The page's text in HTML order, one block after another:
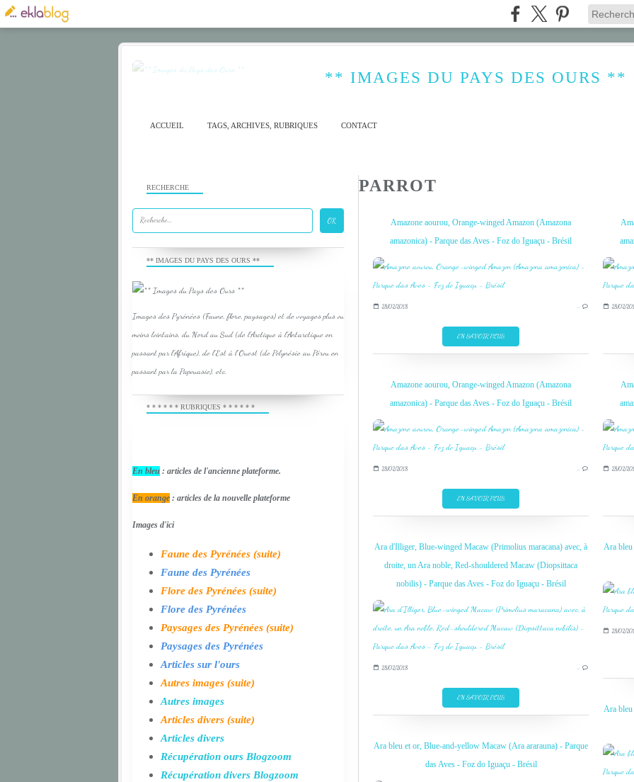
** IMAGES DU PAYS DES OURS **
ACCUEIL TAGS, ARCHIVES, RUBRIQUES CONTACT
PARROT
Amazone aourou, Orange-winged Amazon (Amazona
amazonica) - Parque das Aves - Foz do Iguaçu - Brésil
28/02/2018 …
EN SAVOIR PLUS
28/02/
Amazone aourou, Orange-winged Amazon (Amazona
amazonica) - Parque das Aves - Foz do Iguaçu - Brésil
28/02/2018 …
EN SAVOIR PLUS
28/02/
Ara d'Illiger, Blue-winged Macaw (Primolius maracana) avec, à
droite, un Ara noble, Red-shouldered Macaw (Diopsittaca
nobilis) - Parque das Aves - Foz do Iguaçu - Brésil
28/02/2018 …
EN SAVOIR PLUS
Ara
28/02/
Ara
Ara bleu et or, Blue-and-yellow Macaw (Ara ararauna) - Parque
das Aves - Foz do Iguaçu - Brésil
RECHERCHE
** IMAGES DU PAYS DES OURS **
Images des Pyrénées (Faune, flore, paysages) et de voyages plus ou
moins lointains, du Nord au Sud (de l'Arctique à l'Antarctique en
passant par l'Afrique), de l'Est à l'Ouest (de Polynésie au Pérou en
passant par la Papouasie), etc.
* * * * * * RUBRIQUES * * * * * *
En bleu : articles de l'ancienne plateforme.
En orange : articles de la nouvelle plateforme
Images d'ici
Faune des Pyrénées (suite)
Faune des Pyrénées
Flore des Pyrénées (suite)
Flore des Pyrénées
Paysages des Pyrénées (suite)
Paysages des Pyrénées
Articles sur l'ours
Autres images (suite)
Autres images
Articles divers (suite)
Articles divers
Récupération ours Blogzoom
Récupération divers Blogzoom